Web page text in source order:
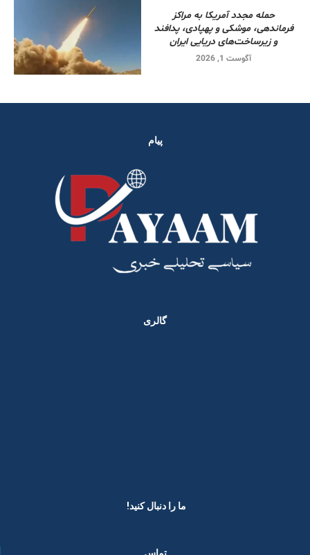
حمله مجدد آمریکا به مراکز
فرماندهی، موشکی و پهپادی، پدافند
و زیرساخت‌های دریایی ایران
آگوست 1, 2026
پیام
گالری
ما را دنبال کنید! ​
تماس